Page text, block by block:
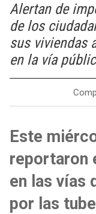
Alertan de
de los
sus viviendas
en la vía
Este
reportaron
en las vías
por las